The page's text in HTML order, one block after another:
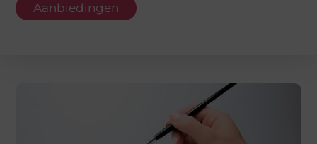
Aanbiedingen